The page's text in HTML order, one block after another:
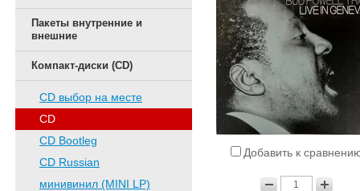
Пакеты внутренние и
внешние
Компакт-диски (CD)
CD выбор на месте
CD
CD Bootleg
CD Russian
минивинил (MINI LP)
Добавить к